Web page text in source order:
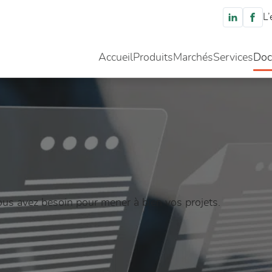
AccueilProduitsMarchésServices
avez besoin pour mener à bien vos projets.